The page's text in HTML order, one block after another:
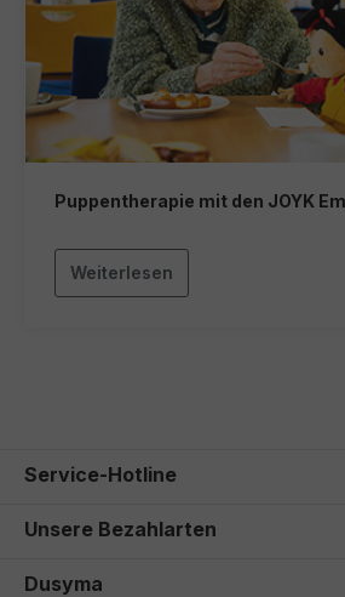
Puppentherapie mit den JOYK
Weiterlesen
Service-Hotline
Unsere Bezahlarten
Dusyma